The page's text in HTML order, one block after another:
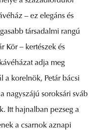
– ez elegáns és
társadalmi rangú
Kör – kertészek és
kávéházat adja meg
a korelnök, Petár bácsi
nagyszájú soroksári sváb
Itt hajnalban pezseg a
a csarnok aznapi